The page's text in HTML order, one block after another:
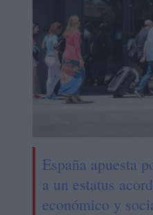
España apuesta
a un estatus
económico y